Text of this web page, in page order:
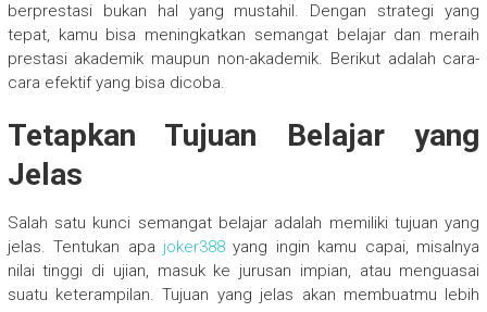
berprestasi bukan hal yang mustahil. Dengan strategi yang
tepat, kamu bisa meningkatkan semangat belajar dan meraih
prestasi akademik maupun non-akademik. Berikut adalah cara-
cara efektif yang bisa dicoba.
Tetapkan Tujuan Belajar yang
Jelas
Salah satu kunci semangat belajar adalah memiliki tujuan yang
jelas. Tentukan apa joker388 yang ingin kamu capai, misalnya
nilai tinggi di ujian, masuk ke jurusan impian, atau menguasai
suatu keterampilan. Tujuan yang jelas akan membuatmu lebih